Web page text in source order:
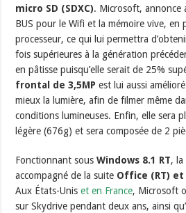
micro SD (SDXC). Microsoft, annonce
BUS pour le Wifi et la mémoire vive, en
processeur, ce qui lui permettra
fois supérieures à la génération
en pâtisse puisqu’elle serait de 25%
frontal de 3,5MP est lui aussi
mieux la lumière, afin de filmer même
conditions lumineuses. Enfin, elle sera
légère (676g) et sera composée de 2
Fonctionnant sousWindows 8.1 RT,
accompagné de la suite Office (RT) et
Aux États-Uniset en France, Microsoft
sur Skydrive pendant deux ans, ainsi